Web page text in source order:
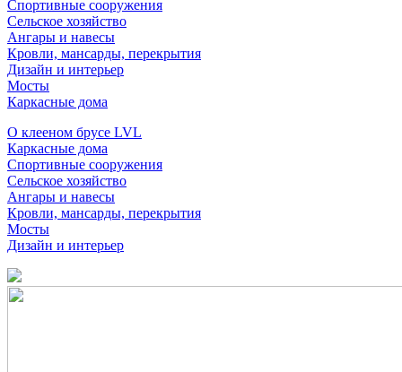
Спортивные сооружения
Сельское хозяйство
Ангары и навесы
Кровли, мансарды, перекрытия
Дизайн и интерьер
Мосты
Каркасные дома
О клееном брусе LVL
Каркасные дома
Спортивные сооружения
Сельское хозяйство
Ангары и навесы
Кровли, мансарды, перекрытия
Мосты
Дизайн и интерьер